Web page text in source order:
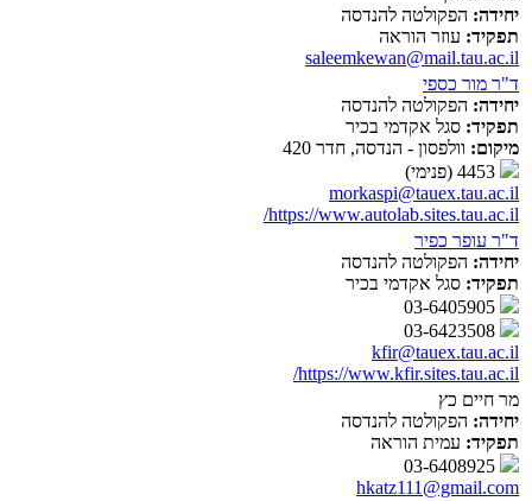
יחידה: הפקולטה להנדסה
תפקיד: עוזר הוראה
saleemkewan@mail.tau.ac.il
ד"ר מור כספי
יחידה: הפקולטה להנדסה
תפקיד: סגל אקדמי בכיר
מיקום: וולפסון - הנדסה, חדר 420
morkaspi@tauex.tau.ac.il
https://www.autolab.sites.tau.ac.il/
ד"ר עופר כפיר
יחידה: הפקולטה להנדסה
תפקיד: סגל אקדמי בכיר
kfir@tauex.tau.ac.il
https://www.kfir.sites.tau.ac.il/
מר חיים כץ
יחידה: הפקולטה להנדסה
תפקיד: עמית הוראה
hkatz111@gmail.com